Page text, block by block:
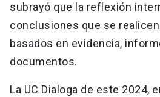
subrayó que la reflexión
conclusiones que se
basados en evidencia,
documentos.
La UC Dialoga de este 2024,